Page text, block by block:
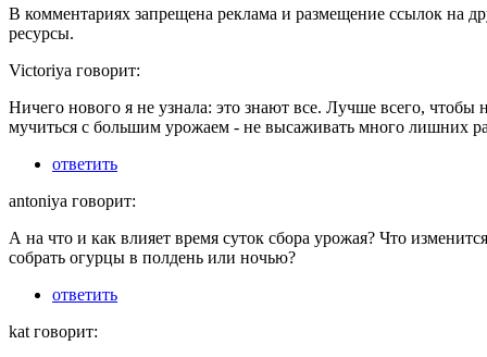
В комментариях запрещена реклама и размещение ссылок на
ресурсы.
Victoriya говорит:
Ничего нового я не узнала: это знают все. Лучше всего, чтобы
мучиться с большим урожаем - не высаживать много лишних
ответить
antoniya говорит:
А на что и как влияет время суток сбора урожая? Что
собрать огурцы в полдень или ночью?
ответить
kat говорит: